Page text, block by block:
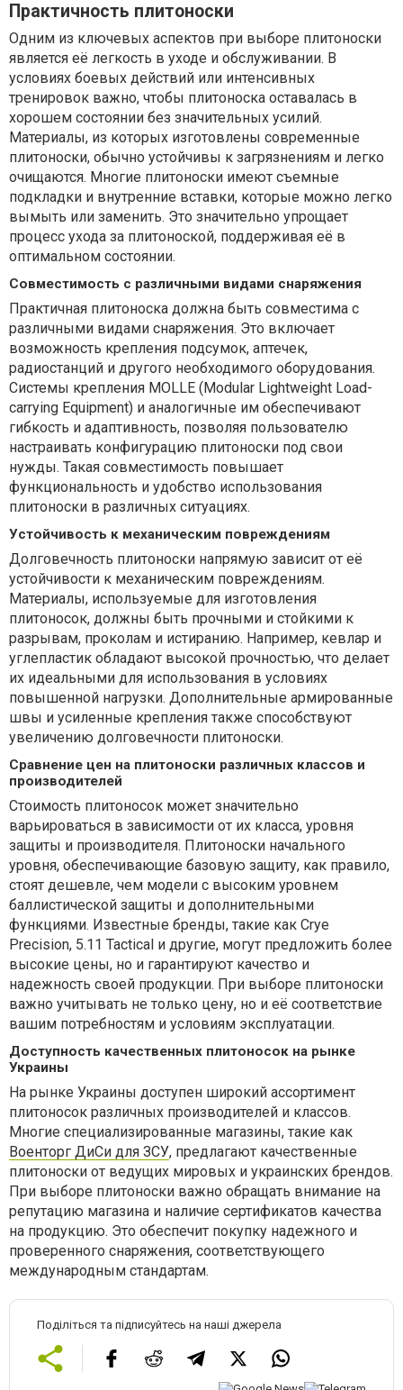
Практичность плитоноски
Одним из ключевых аспектов при выборе плитоноски
является её легкость в уходе и обслуживании. В
условиях боевых действий или интенсивных
тренировок важно, чтобы плитоноска оставалась в
хорошем состоянии без значительных усилий.
Материалы, из которых изготовлены современные
плитоноски, обычно устойчивы к загрязнениям и легко
очищаются. Многие плитоноски имеют съемные
подкладки и внутренние вставки, которые можно легко
вымыть или заменить. Это значительно упрощает
процесс ухода за плитоноской, поддерживая её в
оптимальном состоянии.
Совместимость с различными видами снаряжения
Практичная плитоноска должна быть совместима с
различными видами снаряжения. Это включает
возможность крепления подсумок, аптечек,
радиостанций и другого необходимого оборудования.
Системы крепления MOLLE (Modular Lightweight Load-
carrying Equipment) и аналогичные им обеспечивают
гибкость и адаптивность, позволяя пользователю
настраивать конфигурацию плитоноски под свои
нужды. Такая совместимость повышает
функциональность и удобство использования
плитоноски в различных ситуациях.
Устойчивость к механическим повреждениям
Долговечность плитоноски напрямую зависит от её
устойчивости к механическим повреждениям.
Материалы, используемые для изготовления
плитоносок, должны быть прочными и стойкими к
разрывам, проколам и истиранию. Например, кевлар и
углепластик обладают высокой прочностью, что делает
их идеальными для использования в условиях
повышенной нагрузки. Дополнительные армированные
швы и усиленные крепления также способствуют
увеличению долговечности плитоноски.
Сравнение цен на плитоноски различных классов и
производителей
Стоимость плитоносок может значительно
варьироваться в зависимости от их класса, уровня
защиты и производителя. Плитоноски начального
уровня, обеспечивающие базовую защиту, как правило,
стоят дешевле, чем модели с высоким уровнем
баллистической защиты и дополнительными
функциями. Известные бренды, такие как Crye
Precision, 5.11 Tactical и другие, могут предложить более
высокие цены, но и гарантируют качество и
надежность своей продукции. При выборе плитоноски
важно учитывать не только цену, но и её соответствие
вашим потребностям и условиям эксплуатации.
Доступность качественных плитоносок на рынке
Украины
На рынке Украины доступен широкий ассортимент
плитоносок различных производителей и классов.
Многие специализированные магазины, такие как
Военторг ДиСи для ЗСУ, предлагают качественные
плитоноски от ведущих мировых и украинских брендов.
При выборе плитоноски важно обращать внимание на
репутацию магазина и наличие сертификатов качества
на продукцию. Это обеспечит покупку надежного и
проверенного снаряжения, соответствующего
международным стандартам.
Поділіться та підписуйтесь на наші джерела